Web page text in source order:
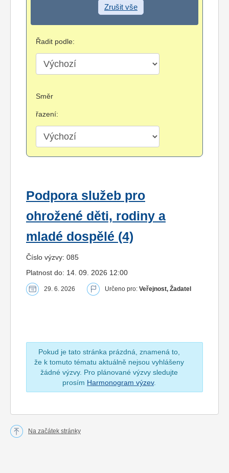
Zrušit vše
Řadit podle:
Směr
řazení:
Podpora služeb pro
ohrožené děti, rodiny a
mladé dospělé (4)
Číslo výzvy: 085
Platnost do: 14. 09. 2026 12:00
29. 6. 2026 Určeno pro: Veřejnost, Žadatel
Pokud je tato stránka prázdná, znamená to,
že k tomuto tématu aktuálně nejsou vyhlášeny
žádné výzvy. Pro plánované výzvy sledujte
prosím Harmonogram výzev.
Na začátek stránky